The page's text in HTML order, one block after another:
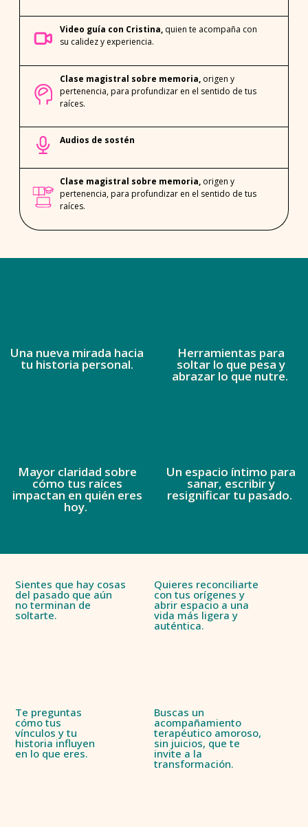
Video guía con Cristina, quien te acompaña con
su calidez y experiencia.
Clase magistral sobre memoria, origen y
pertenencia, para profundizar en el sentido de tus
raíces.
Audios de sostén
Clase magistral sobre memoria, origen y
pertenencia, para profundizar en el sentido de tus
raíces.
Una nueva mirada hacia
tu historia personal.
Herramientas para
soltar lo que pesa y
abrazar lo que nutre.
Mayor claridad sobre
cómo tus raíces
impactan en quién eres
hoy.
Un espacio íntimo para
sanar, escribir y
resignificar tu pasado.
Sientes que hay cosas
del pasado que aún
no terminan de
soltarte.
Quieres reconciliarte
con tus orígenes y
abrir espacio a una
vida más ligera y
auténtica.
Te preguntas
cómo tus
vínculos y tu
historia influyen
en lo que eres.
Buscas un
acompañamiento
terapéutico amoroso,
sin juicios, que te
invite a la
transformación.